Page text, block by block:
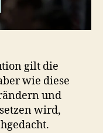
gilt die
wie diese
und
wird,